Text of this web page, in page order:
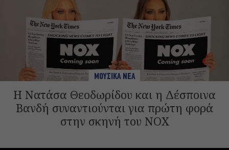
ΜΟΥΣΙΚΑ ΝΕΑ
H Νατάσα Θεοδωρίδου και η Δέσποινα
Βανδή συναντιούνται για πρώτη φορά
στην σκηνή του NOX